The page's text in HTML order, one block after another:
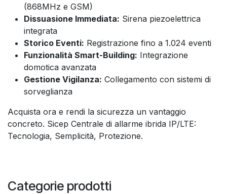
(868MHz e GSM)
Dissuasione Immediata: Sirena piezoelettrica
integrata
Storico Eventi: Registrazione fino a 1.024 eventi
Funzionalità Smart-Building: Integrazione
domotica avanzata
Gestione Vigilanza: Collegamento con sistemi di
sorveglianza
Acquista ora e rendi la sicurezza un vantaggio
concreto. Sicep Centrale di allarme ibrida IP/LTE:
Tecnologia, Semplicità, Protezione.
Categorie prodotti